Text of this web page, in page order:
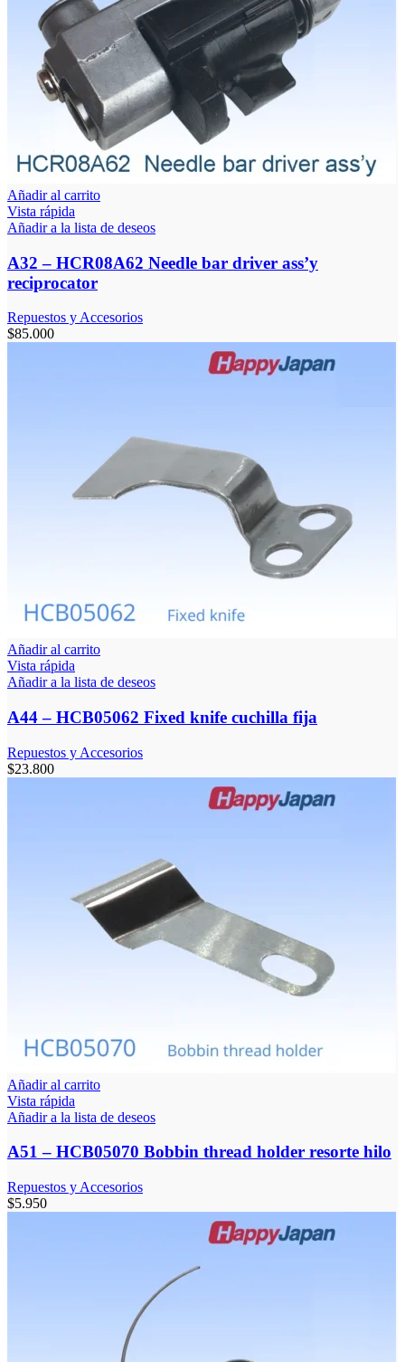
Añadir al carrito
Vista rápida
Añadir a la lista de deseos
A32 – HCR08A62 Needle bar driver ass’y
reciprocator
Repuestos y Accesorios
$85.000
Añadir al carrito
Vista rápida
Añadir a la lista de deseos
A44 – HCB05062 Fixed knife cuchilla fija
Repuestos y Accesorios
$23.800
Añadir al carrito
Vista rápida
Añadir a la lista de deseos
A51 – HCB05070 Bobbin thread holder resorte hilo
Repuestos y Accesorios
$5.950